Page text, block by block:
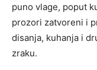
puno vlage, poput
prozori zatvoreni i
disanja, kuhanja i
zraku.